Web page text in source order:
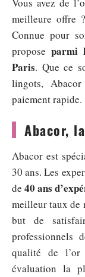
meilleure offre ?
Connue pour
propose parmi
Paris. Que ce
lingots,
paiement rapide.
Abacor,
Abacor est
30 ans. Les
de 40 ans
meilleur taux de
but de
professionnels
qualité de
évaluation la